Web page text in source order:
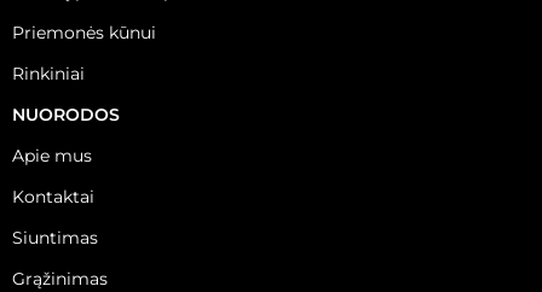
Priemonės kūnui
Rinkiniai
NUORODOS
Apie mus
Kontaktai
Siuntimas
Grąžinimas